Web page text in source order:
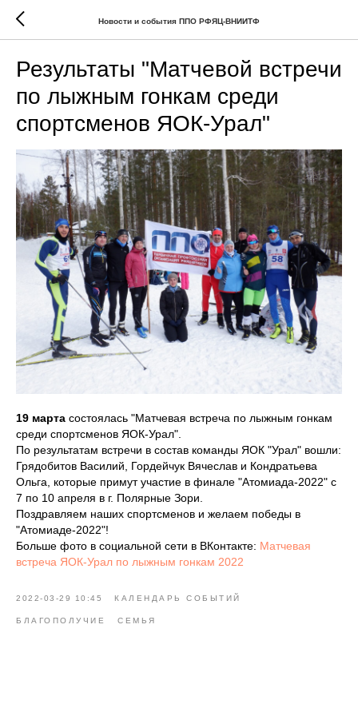
Новости и события ППО РФЯЦ-ВНИИТФ
Результаты "Матчевой встречи
по лыжным гонкам среди
спортсменов ЯОК-Урал"
19 марта состоялась "Матчевая встреча по лыжным гонкам
среди спортсменов ЯОК-Урал".
По результатам встречи в состав команды ЯОК "Урал" вошли:
Грядобитов Василий, Гордейчук Вячеслав и Кондратьева
Ольга, которые примут участие в финале "Атомиада-2022" с
7 по 10 апреля в г. Полярные Зори.
Поздравляем наших спортсменов и желаем победы в
"Атомиаде-2022"!
Больше фото в социальной сети в ВКонтакте: Матчевая
встреча ЯОК-Урал по лыжным гонкам 2022
2022-03-29 10:45 КАЛЕНДАРЬ СОБЫТИЙ
БЛАГОПОЛУЧИЕ СЕМЬЯ